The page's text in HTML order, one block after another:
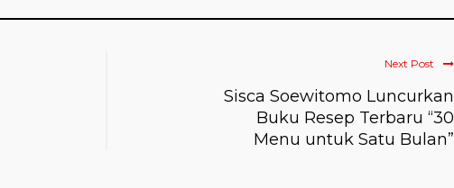
Next Post
Sisca Soewitomo Luncurkan
Buku Resep Terbaru “30
Menu untuk Satu Bulan”